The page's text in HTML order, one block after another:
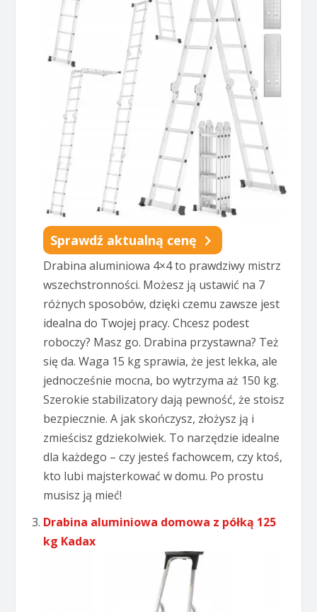
Sprawdź aktualną cenę
Drabina aluminiowa 4×4 to prawdziwy mistrz
wszechstronności. Możesz ją ustawić na 7
różnych sposobów, dzięki czemu zawsze jest
idealna do Twojej pracy. Chcesz podest
roboczy? Masz go. Drabina przystawna? Też
się da. Waga 15 kg sprawia, że jest lekka, ale
jednocześnie mocna, bo wytrzyma aż 150 kg.
Szerokie stabilizatory dają pewność, że stoisz
bezpiecznie. A jak skończysz, złożysz ją i
zmieścisz gdziekolwiek. To narzędzie idealne
dla każdego – czy jesteś fachowcem, czy ktoś,
kto lubi majsterkować w domu. Po prostu
musisz ją mieć!
Drabina aluminiowa domowa z półką 125
kg Kadax